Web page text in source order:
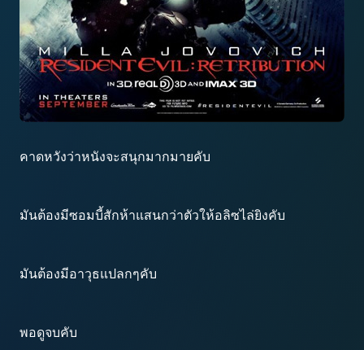
คาดหวังว่าหนังจะสนุกมากมายคับ
มันต้องมีซอมบี้สักห้าแสนกว่าตัวให้อลิซไล่ยิงคับ
มันต้องมีอาวุธแปลกๆคับ
พอดูจบคับ